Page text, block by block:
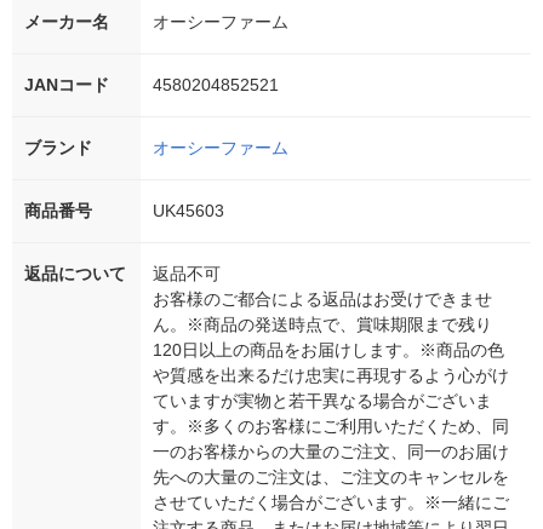
メーカー名 オーシーファーム
JANコード 4580204852521
ブランド オーシーファーム
商品番号 UK45603
返品について
返品不可
お客様のご都合による返品はお受けできませ
ん。※商品の発送時点で、賞味期限まで残り
120日以上の商品をお届けします。※商品の色
や質感を出来るだけ忠実に再現するよう心がけ
ていますが実物と若干異なる場合がございま
す。※多くのお客様にご利用いただくため、同
一のお客様からの大量のご注文、同一のお届け
先への大量のご注文は、ご注文のキャンセルを
させていただく場合がございます。※一緒にご